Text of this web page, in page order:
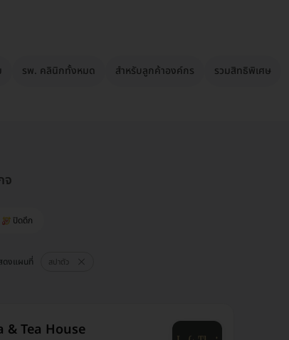
รพ. คลินิกทั้งหมด สำหรับลูกค้าองค์กร รวมสิทธิพิเศษ
จ
ปิดดึก
ดงแผนที่ สปาตัว
& Tea House